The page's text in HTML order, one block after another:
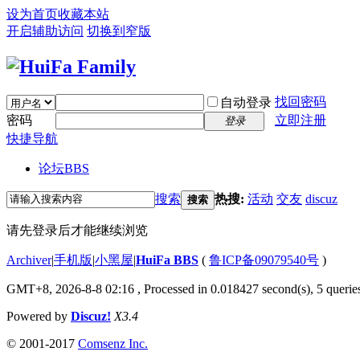
设为首页收藏本站
开启辅助访问 切换到窄版
自动登录 找回密码
密码
登录
立即注册
快捷导航
论坛BBS
搜索 搜索 热搜: 活动 交友 discuz
请先登录后才能继续浏览
Archiver|手机版|小黑屋|HuiFa BBS ( 鲁ICP备09079540号 )
GMT+8, 2026-8-8 02:16 , Processed in 0.018427 second(s), 5
Powered by Discuz! X3.4
© 2001-2017 Comsenz Inc.